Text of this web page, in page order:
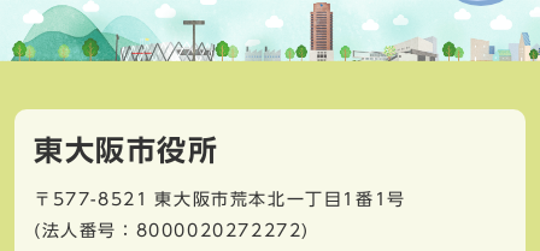
東大阪市役所
〒577-8521
東大阪市荒本北一丁目1番1号
(法人番号：8000020272272)